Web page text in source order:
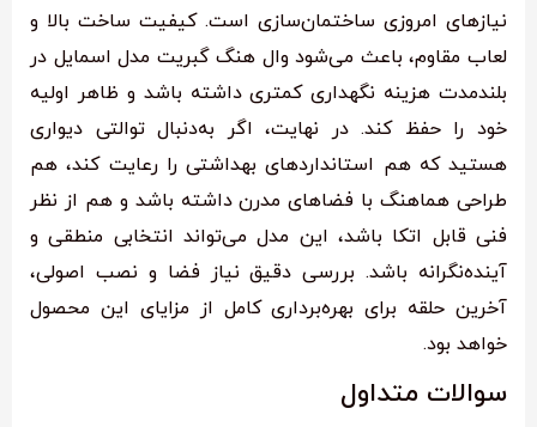
نیازهای امروزی ساختمان‌سازی است. کیفیت ساخت بالا و
لعاب مقاوم، باعث می‌شود وال هنگ گبریت مدل اسمایل در
بلندمدت هزینه نگهداری کمتری داشته باشد و ظاهر اولیه
خود را حفظ کند. در نهایت، اگر به‌دنبال توالتی دیواری
هستید که هم استانداردهای بهداشتی را رعایت کند، هم
طراحی هماهنگ با فضاهای مدرن داشته باشد و هم از نظر
فنی قابل اتکا باشد، این مدل می‌تواند انتخابی منطقی و
آینده‌نگرانه باشد. بررسی دقیق نیاز فضا و نصب اصولی،
آخرین حلقه برای بهره‌برداری کامل از مزایای این محصول
خواهد بود.
سوالات متداول